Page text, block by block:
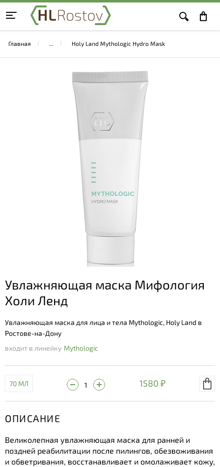
Главная Holy Land Mythologic Hydro Mask
Увлажняющая маска Мифология
Холи Ленд
Увлажняющая маска для лица и тела Mythologic, Holy Land в
Ростове-на-Дону
входит в линейку Mythologic
70 МЛ 1580 ₽
ОПИСАНИЕ
Великолепная увлажняющая маска для ранней и
поздней реабилитации после пилингов, обезвоживания
и обветривания, восстанавливает и омолаживает кожу,